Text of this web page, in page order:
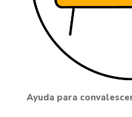
Ayuda para